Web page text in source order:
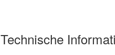
Technische